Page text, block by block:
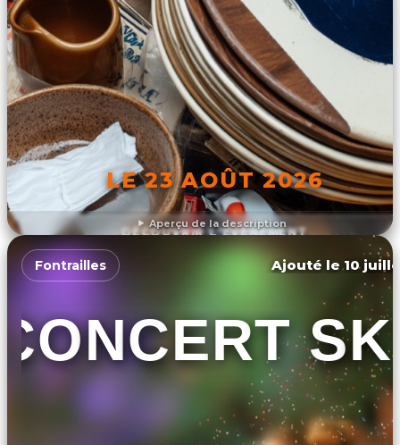
Aperçu de la description
LE 23 AOÛT 2026
DÉCOUVRIR L'ÉVÉNEMENT
Fontrailles Ajouté le 10